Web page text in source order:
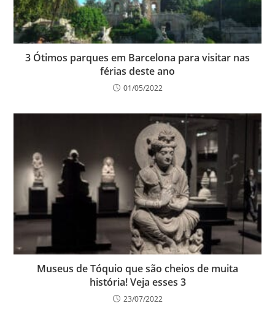
3 Ótimos parques em Barcelona para visitar nas
férias deste ano
01/05/2022
Museus de Tóquio que são cheios de muita
história! Veja esses 3
23/07/2022